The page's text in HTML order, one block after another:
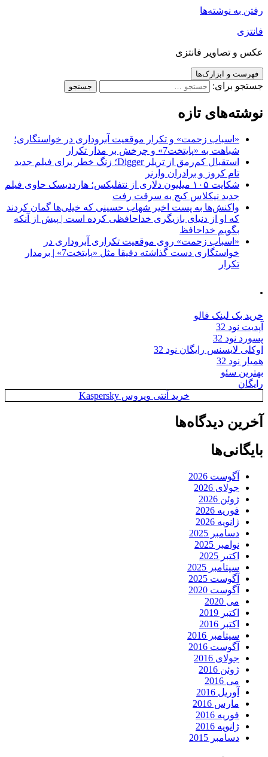
رفتن به نوشته‌ها
فانتزی
عکس و تصاویر فانتزی
فهرست و ابزارک‌ها
جستجو برای:
نوشته‌های تازه
«اسباب زحمت» و تکرار موقعیت آبروداری در خواستگاری؛
شباهت به «پایتخت7» و چرخش بر مدار تکرار
استقبال کم‌رمق از تریلر Digger؛ زنگ خطر برای فیلم جدید
تام کروز و برادران وارنر
شکایت ۱۰۵ میلیون دلاری از نتفلیکس؛ هارددیسک حاوی فیلم
جدید نیکلاس کیج به سرقت رفت
واکنش‌ها به پست اخیر شهاب حسینی که خیلی‌ها گمان کردند
که او از دنیای بازیگری خداحافظی کرده است | پیش از آنکه
بگویم خداحافظ
«اسباب زحمت» روی موقعیت تکراری آبروداری در
خواستگاری دست گذاشته دقیقا مثل «پایتخت7» | برمدار
تکرار
.
خرید بک لینک فالو
آپدیت نود 32
پسورد نود 32
اوکلی لایسنس رایگان نود 32
همیار نود 32
بهترین سئو
رایگان
خرید آنتی ویروس Kaspersky
آخرین دیدگاه‌ها
بایگانی‌ها
آگوست 2026
جولای 2026
ژوئن 2026
فوریه 2026
ژانویه 2026
دسامبر 2025
نوامبر 2025
اکتبر 2025
سپتامبر 2025
آگوست 2025
آگوست 2020
می 2020
اکتبر 2019
اکتبر 2016
سپتامبر 2016
آگوست 2016
جولای 2016
ژوئن 2016
می 2016
آوریل 2016
مارس 2016
فوریه 2016
ژانویه 2016
دسامبر 2015